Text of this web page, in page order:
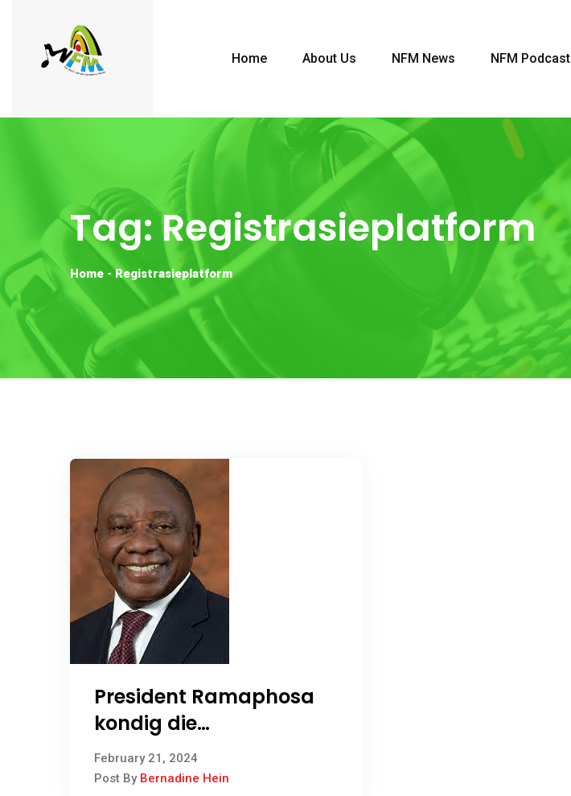
Home About Us NFM News NFM Podcast
Tag:Registrasieplatform
Home -Registrasieplatform
President Ramaphosa
kondig die
verkiesingsdatum vir
2024 aan
February 21, 2024
Post By Bernadine Hein